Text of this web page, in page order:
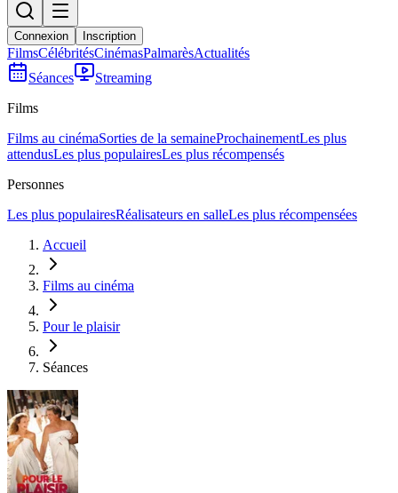
Connexion Inscription
FilmsCélébritésCinémasPalmarèsActualités
Séances
Streaming
Films
Films au cinémaSorties de la semaineProchainementLes plus
attendusLes plus populairesLes plus récompensés
Personnes
Les plus populairesRéalisateurs en salleLes plus récompensées
Accueil
Films au cinéma
Pour le plaisir
Séances